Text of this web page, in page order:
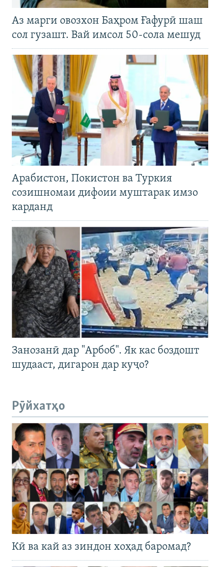
Аз марги овозхон Баҳром Ғафурӣ шаш
сол гузашт. Вай имсол 50-сола мешуд
Арабистон, Покистон ва Туркия
созишномаи дифоии муштарак имзо
карданд
Занозанӣ дар "Арбоб". Як кас боздошт
шудааст, дигарон дар куҷо?
Рӯйхатҳо
Кӣ ва кай аз зиндон хоҳад баромад?